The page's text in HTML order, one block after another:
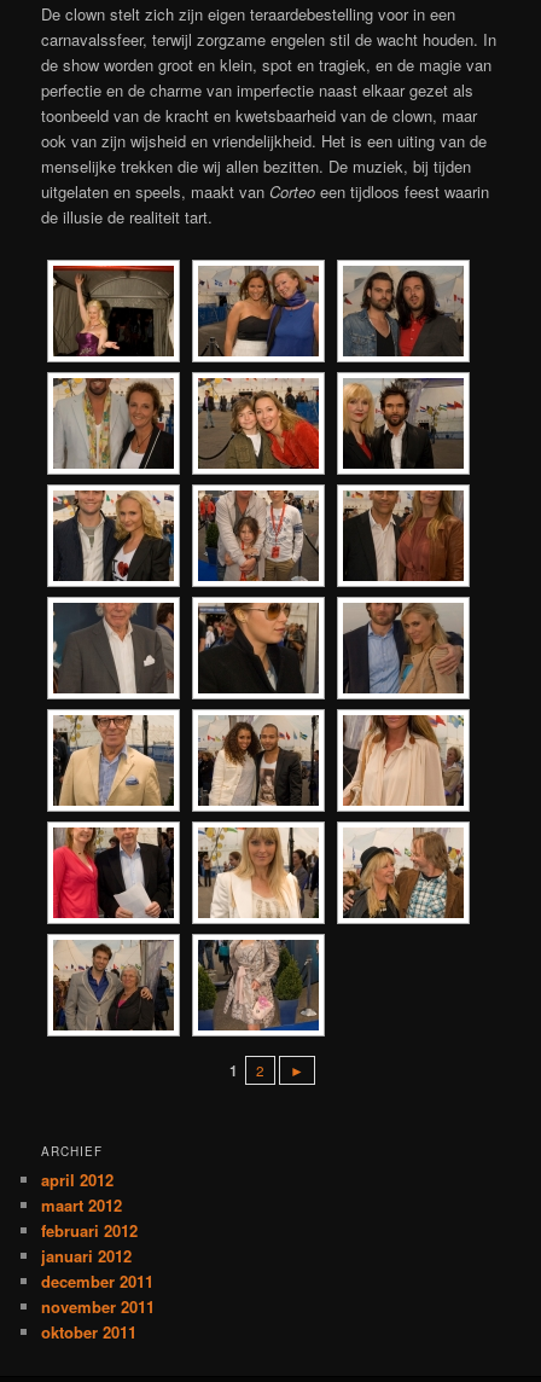
De clown stelt zich zijn eigen teraardebestelling voor in een
carnavalssfeer, terwijl zorgzame engelen stil de wacht houden. In
de show worden groot en klein, spot en tragiek, en de magie van
perfectie en de charme van imperfectie naast elkaar gezet als
toonbeeld van de kracht en kwetsbaarheid van de clown, maar
ook van zijn wijsheid en vriendelijkheid. Het is een uiting van de
menselijke trekken die wij allen bezitten. De muziek, bij tijden
uitgelaten en speels, maakt vanCorteo een tijdloos feest waarin
de illusie de realiteit tart.
1 2 ►
ARCHIEF
april 2012
maart 2012
februari 2012
januari 2012
december 2011
november 2011
oktober 2011